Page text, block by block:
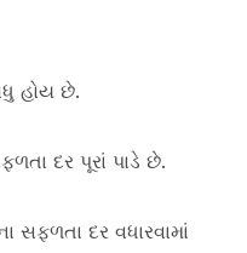
હોય છે.
દર પૂરાં પાડે છે.
સફળતા દર વધારવામાં